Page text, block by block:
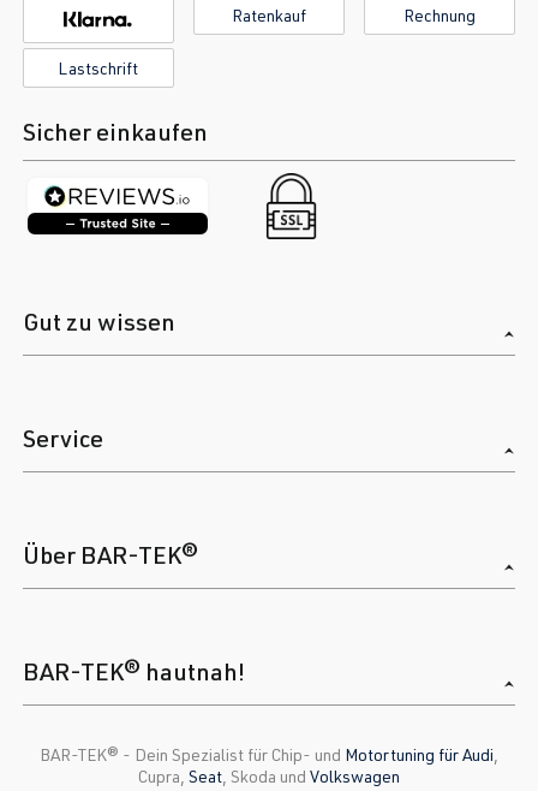
Ratenkauf Rechnung
Lastschrift
Sicher einkaufen
Gut zu wissen
Service
Über BAR-TEK®
BAR-TEK® hautnah!
BAR-TEK®️ - Dein Spezialist für Chip- und Motortuning für Audi
Cupra, Seat , Skoda und Volkswagen